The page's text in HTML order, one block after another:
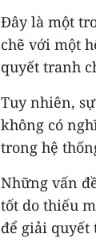
Đây là một
chẽ với một
quyết tranh
Tuy nhiên,
không có
trong hệ
Những vấn
tốt do thiếu
để giải quyết